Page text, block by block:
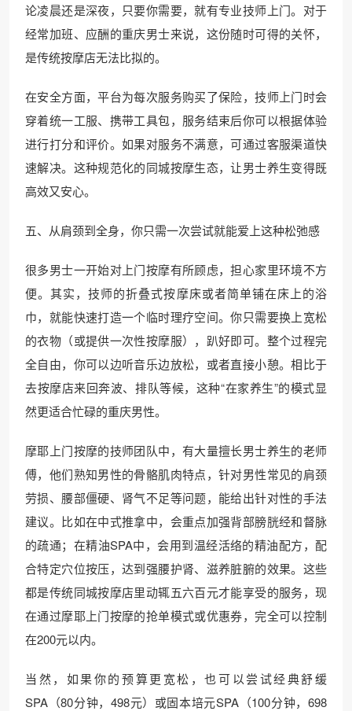
论凌晨还是深夜，只要你需要，就有专业技师上门。对于
经常加班、应酬的重庆男士来说，这份随时可得的关怀，
是传统按摩店无法比拟的。
在安全方面，平台为每次服务购买了保险，技师上门时会
穿着统一工服、携带工具包，服务结束后你可以根据体验
进行打分和评价。如果对服务不满意，可通过客服渠道快
速解决。这种规范化的同城按摩生态，让男士养生变得既
高效又安心。
五、从肩颈到全身，你只需一次尝试就能爱上这种松弛感
很多男士一开始对上门按摩有所顾虑，担心家里环境不方
便。其实，技师的折叠式按摩床或者简单铺在床上的浴
巾，就能快速打造一个临时理疗空间。你只需要换上宽松
的衣物（或提供一次性按摩服），趴好即可。整个过程完
全自由，你可以边听音乐边放松，或者直接小憩。相比于
去按摩店来回奔波、排队等候，这种“在家养生”的模式显
然更适合忙碌的重庆男性。
摩耶上门按摩的技师团队中，有大量擅长男士养生的老师
傅，他们熟知男性的骨骼肌肉特点，针对男性常见的肩颈
劳损、腰部僵硬、肾气不足等问题，能给出针对性的手法
建议。比如在中式推拿中，会重点加强背部膀胱经和督脉
的疏通；在精油SPA中，会用到温经活络的精油配方，配
合特定穴位按压，达到强腰护肾、滋养脏腑的效果。这些
都是传统同城按摩店里动辄五六百元才能享受的服务，现
在通过摩耶上门按摩的抢单模式或优惠券，完全可以控制
在200元以内。
当然，如果你的预算更宽松，也可以尝试经典舒缓
SPA（80分钟，498元）或固本培元SPA（100分钟，698